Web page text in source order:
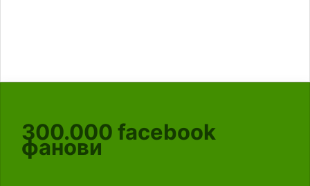
300.000 facebook
фанови